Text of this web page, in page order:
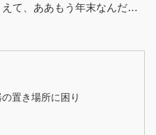
えて、ああもう年末なんだク
置き場所に困り